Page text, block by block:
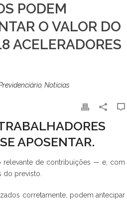
PODEM
O VALOR DO
ACELERADORES
, Notícias
APOSENTAR.
relevante de contribuições — e, com
do previsto.
corretamente, podem antecipar